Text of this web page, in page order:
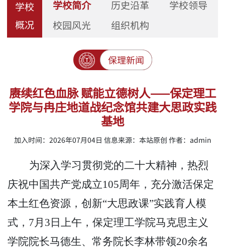
学校
概况
学校简介 历史沿革 学校领导
校园风光 组织机构
保理新闻
赓续红色血脉 赋能立德树人——保定理工
学院与冉庄地道战纪念馆共建大思政实践
基地
加入时间：2026年07月04日 信息来源：本站原创 作者：admin
为深入学习贯彻党的二十大精神，热烈
庆祝中国共产党成立105周年，充分激活保定
本土红色资源，创新“大思政课”实践育人模
式，7月3日上午，保定理工学院马克思主义
学院院长马德生、常务院长李林带领20余名